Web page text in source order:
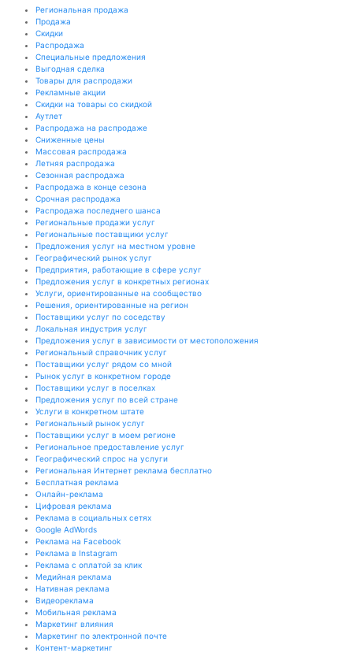
Региональная продажа
Продажа
Скидки
Распродажа
Специальные предложения
Выгодная сделка
Товары для распродажи
Рекламные акции
Скидки на товары со скидкой
Аутлет
Распродажа на распродаже
Сниженные цены
Массовая распродажа
Летняя распродажа
Сезонная распродажа
Распродажа в конце сезона
Срочная распродажа
Распродажа последнего шанса
Региональные продажи услуг
Региональные поставщики услуг
Предложения услуг на местном уровне
Географический рынок услуг
Предприятия, работающие в сфере услуг
Предложения услуг в конкретных регионах
Услуги, ориентированные на сообщество
Решения, ориентированные на регион
Поставщики услуг по соседству
Локальная индустрия услуг
Предложения услуг в зависимости от местоположения
Региональный справочник услуг
Поставщики услуг рядом со мной
Рынок услуг в конкретном городе
Поставщики услуг в поселках
Предложения услуг по всей стране
Услуги в конкретном штате
Региональный рынок услуг
Поставщики услуг в моем регионе
Региональное предоставление услуг
Географический спрос на услуги
Региональная Интернет реклама бесплатно
Бесплатная реклама
Онлайн-реклама
Цифровая реклама
Реклама в социальных сетях
Google AdWords
Реклама на Facebook
Реклама в Instagram
Реклама с оплатой за клик
Медийная реклама
Нативная реклама
Видеореклама
Мобильная реклама
Маркетинг влияния
Маркетинг по электронной почте
Контент-маркетинг